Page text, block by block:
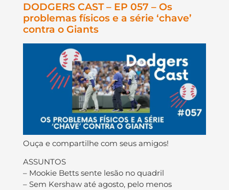
DODGERS CAST – EP 057 – Os
problemas físicos e a série ‘chave’
contra o Giants
Ouça e compartilhe com seus amigos!
ASSUNTOS
– Mookie Betts sente lesão no quadril
– Sem Kershaw até agosto, pelo menos